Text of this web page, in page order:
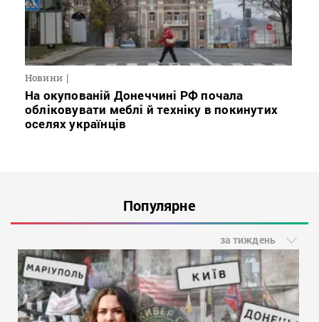
Новини
На окупованій Донеччині РФ почала
обліковувати меблі й техніку в покинутих
оселях українців
Популярне
за тиждень